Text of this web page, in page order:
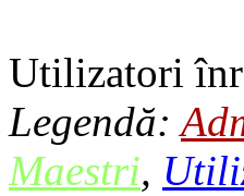
Utilizatori
Legendă:
Maestri,